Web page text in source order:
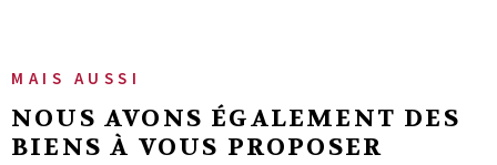
MAIS AUSSI
NOUS AVONS ÉGALEMENT DES
BIENS À VOUS PROPOSER